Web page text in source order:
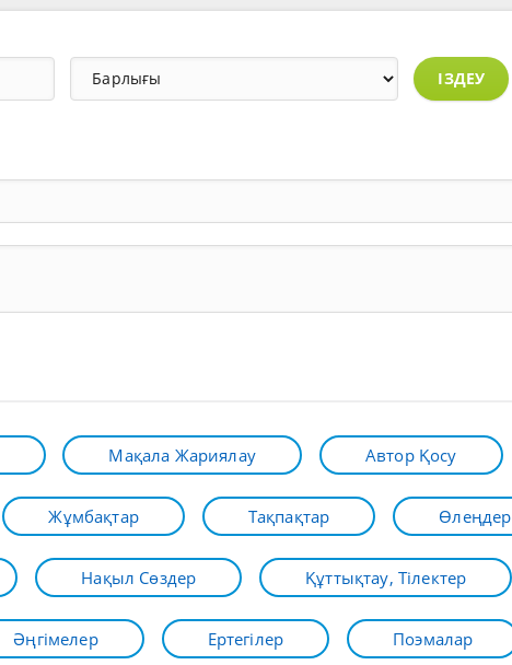
ІЗДЕУ
Мақала Жариялау Автор Қосу
Жұмбақтар Тақпақтар Өлеңдер
Нақыл Сөздер Құттықтау, Тілектер
Әңгімелер Ертегілер Поэмалар